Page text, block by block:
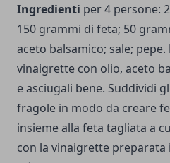
Ingredienti per 4 persone:
150 grammi di feta; 50
aceto balsamico; sale; pepe.
vinaigrette con olio, aceto
e asciugali bene. Suddividi
fragole in modo da creare
insieme alla feta tagliata a
con la vinaigrette